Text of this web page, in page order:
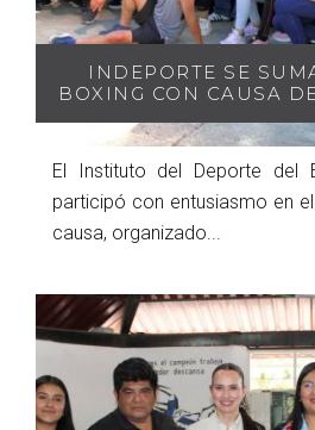
INDEPORTE SE
BOXING CON CAUSA
El Instituto del Deporte del
participó con entusiasmo en
causa, organizado...